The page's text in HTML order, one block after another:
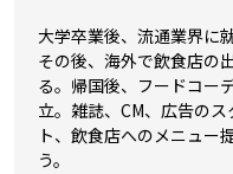
大学卒業後、流通業界に
その後、海外で飲食店の
る。帰国後、フードコー
立。雑誌、CM、広告の
ト、飲食店へのメニュー
う。